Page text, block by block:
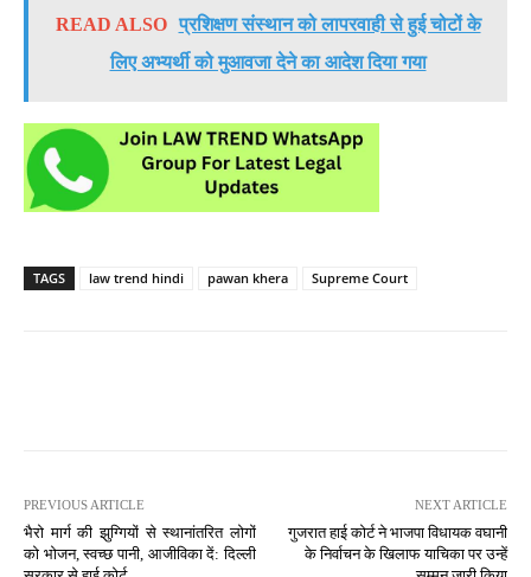
READ ALSO प्रशिक्षण संस्थान को लापरवाही से हुई चोटों के
लिए अभ्यर्थी को मुआवजा देने का आदेश दिया गया
TAGS law trend hindi pawan khera Supreme Court
PREVIOUS ARTICLE
भैरो मार्ग की झुग्गियों से स्थानांतरित लोगों
को भोजन, स्वच्छ पानी, आजीविका दें: दिल्ली
NEXT ARTICLE
गुजरात हाई कोर्ट ने भाजपा विधायक वघानी
के निर्वाचन के खिलाफ याचिका पर उन्हें